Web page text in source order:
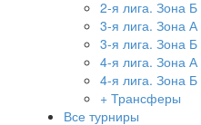
2-я лига. Зона Б
3-я лига. Зона А
3-я лига. Зона Б
4-я лига. Зона А
4-я лига. Зона Б
+ Трансферы
Все турниры